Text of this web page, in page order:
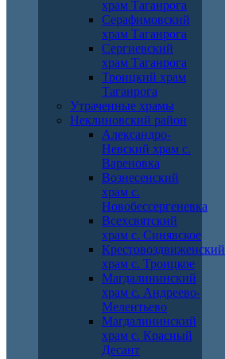
храм Таганрога
Серафимовский
храм Таганрога
Сергиевский
храм Таганрога
Троицкий храм
Таганрога
Утраченные храмы
Неклиновский район
Александро-
Невский храм с.
Вареновка
Вознесенский
храм с.
Новобессергеневка
Всехсвятский
храм с. Синявское
Крестовоздвиженский
храм с. Троицкое
Магдалининский
храм с. Андреево-
Мелентьево
Магдалининский
храм с. Красный
Десант